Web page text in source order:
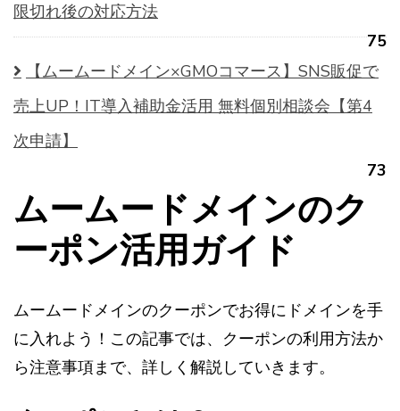
限切れ後の対応方法
75
【ムームードメイン×GMOコマース】SNS販促で
売上UP！IT導入補助金活用 無料個別相談会【第4
次申請】
73
ムームードメインのク
ーポン活用ガイド
ムームードメインのクーポンでお得にドメインを手
に入れよう！この記事では、クーポンの利用方法か
ら注意事項まで、詳しく解説していきます。